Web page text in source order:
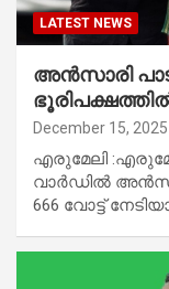
LATEST NEWS
അൻസാരി
December 15, 2025
എരുമേലി
വാർഡിൽ
666 വോട്ട്